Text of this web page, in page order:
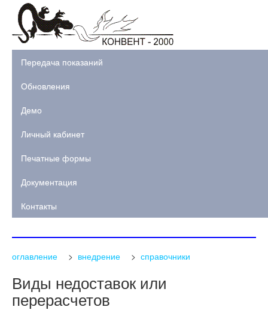
Передача показаний
Обновления
Демо
Личный кабинет
Печатные формы
Документация
Контакты
оглавление > внедрение > справочники
Виды недоставок или
перерасчетов